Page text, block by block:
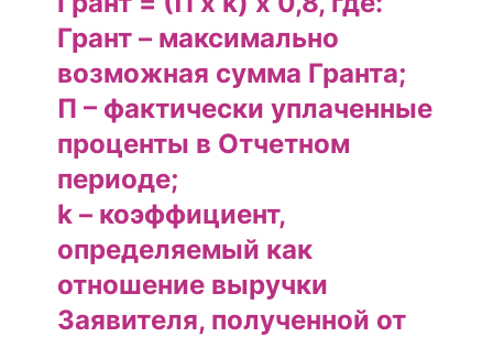
Грант – максимально
возможная сумма Гранта;
П – фактически уплаченные
проценты в Отчетном
периоде;
k – коэффициент,
определяемый как
отношение выручки
Заявителя, полученной от